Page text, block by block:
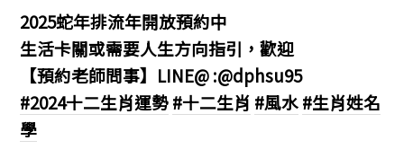
2025蛇年排流年開放預約中
生活卡關或需要人生方向指引，歡迎
【預約老師問事】LINE@ :@dphsu95
#2024十二生肖運勢#十二生肖 #風水#生肖姓名
學